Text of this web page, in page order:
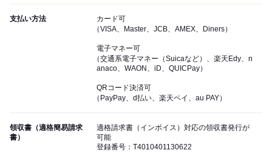
支払い方法
カード可
（VISA、Master、JCB、AMEX、Diners）
電子マネー可
（交通系電子マネー（Suicaなど）、楽天Edy、n
anaco、WAON、iD、QUICPay）
QRコード決済可
（PayPay、d払い、楽天ペイ、au PAY）
領収書（適格簡易請求
書）
適格請求書（インボイス）対応の領収書発行が
可能
登録番号：T4010401130622